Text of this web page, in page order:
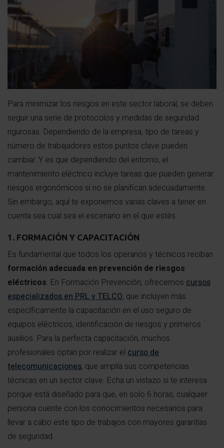
Para minimizar los riesgos en este sector laboral, se deben
seguir una serie de protocolos y medidas de seguridad
rigurosas. Dependiendo de la empresa, tipo de tareas y
número de trabajadores estos puntos clave pueden
cambiar. Y es que dependiendo del entorno, el
mantenimiento eléctrico incluye tareas que pueden generar
riesgos ergonómicos si no se planifican adecuadamente.
Sin embargo, aquí te exponemos varias claves a tener en
cuenta sea cual sea el escenario en el que estés:
1. FORMACIÓN Y CAPACITACIÓN
Es fundamental que todos los operarios y técnicos reciban
formación adecuada en prevención de riesgos
eléctricos. En Formación Prevención, ofrecemos cursos
especializados en PRL y TELCO, que incluyen más
específicamente la capacitación en el uso seguro de
equipos eléctricos, identificación de riesgos y primeros
auxilios. Para la perfecta capacitación, muchos
profesionales optan por realizar el curso de
telecomunicaciones, que amplía sus competencias
técnicas en un sector clave. Echa un vistazo si te interesa
porque está diseñado para que, en solo 6 horas, cualquier
persona cuente con los conocimientos necesarios para
llevar a cabo este tipo de trabajos con mayores garantías
de seguridad.